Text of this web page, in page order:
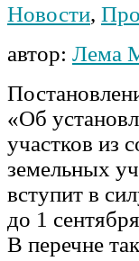
Новости,
автор: Лема
«Об
участков из
земельных
вступит в
до 1
В перечне